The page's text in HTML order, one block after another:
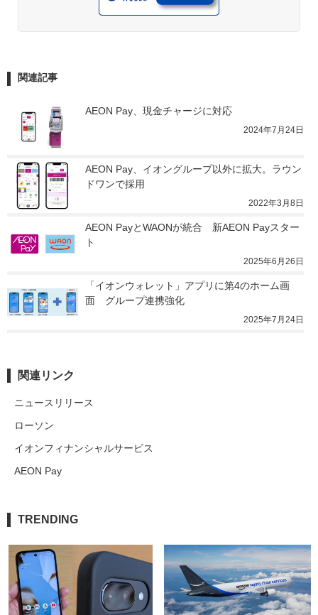
関連記事
AEON Pay、現金チャージに対応
2024年7月24日
AEON Pay、イオングループ以外に拡大。ラウン
ドワンで採用
2022年3月8日
AEON PayとWAONが統合　新AEON Payスター
ト
2025年6月26日
「イオンウォレット」アプリに第4のホーム画
面　グループ連携強化
2025年7月24日
関連リンク
ニュースリリース
ローソン
イオンフィナンシャルサービス
AEON Pay
TRENDING